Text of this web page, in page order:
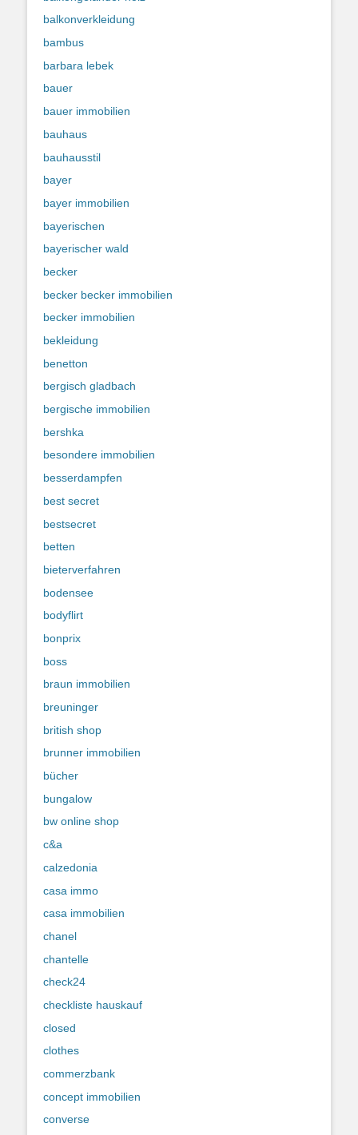
balkonverkleidung
bambus
barbara lebek
bauer
bauer immobilien
bauhaus
bauhausstil
bayer
bayer immobilien
bayerischen
bayerischer wald
becker
becker becker immobilien
becker immobilien
bekleidung
benetton
bergisch gladbach
bergische immobilien
bershka
besondere immobilien
besserdampfen
best secret
bestsecret
betten
bieterverfahren
bodensee
bodyflirt
bonprix
boss
braun immobilien
breuninger
british shop
brunner immobilien
bücher
bungalow
bw online shop
c&a
calzedonia
casa immo
casa immobilien
chanel
chantelle
check24
checkliste hauskauf
closed
clothes
commerzbank
concept immobilien
converse